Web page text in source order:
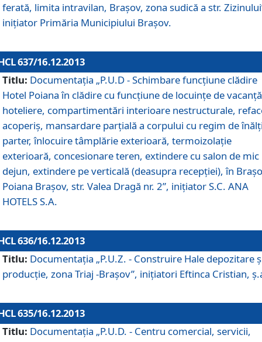
ferată, limita intravilan, Braşov, zona sudică a str.
iniţiator Primăria Municipiului Braşov.
637/16.12.2013
Titlu: Documentaţia „P.U.D - Schimbare funcţiune clădire
Hotel Poiana în clădire cu funcţiune de locuinţe de
hoteliere, compartimentări interioare nestructurale,
acoperiş, mansardare parţială a corpului cu regim de
parter, înlocuire tâmplărie exterioară, termoizolaţie
exterioară, concesionare teren, extindere cu salon de mic
dejun, extindere pe verticală (deasupra recepţiei), în
Poiana Braşov, str. Valea Dragă nr. 2”, iniţiator S.C. ANA
HOTELS S.A.
636/16.12.2013
Titlu: Documentaţia „P.U.Z. - Construire Hale depozitare
producţie, zona Triaj -Braşov”, iniţiatori Eftinca Cristian,
635/16.12.2013
Titlu: Documentaţia „P.U.D. - Centru comercial, servicii,